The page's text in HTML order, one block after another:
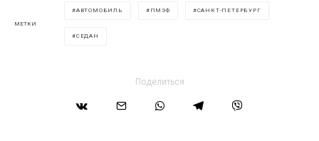
МЕТКИ
АВТОМОБИЛЬ ПМЭФ САНКТ-ПЕТЕРБУРГ
СЕДАН
Поделиться